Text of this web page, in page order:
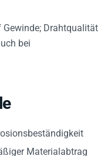
Drahtqualität
bei
Materialabtrag